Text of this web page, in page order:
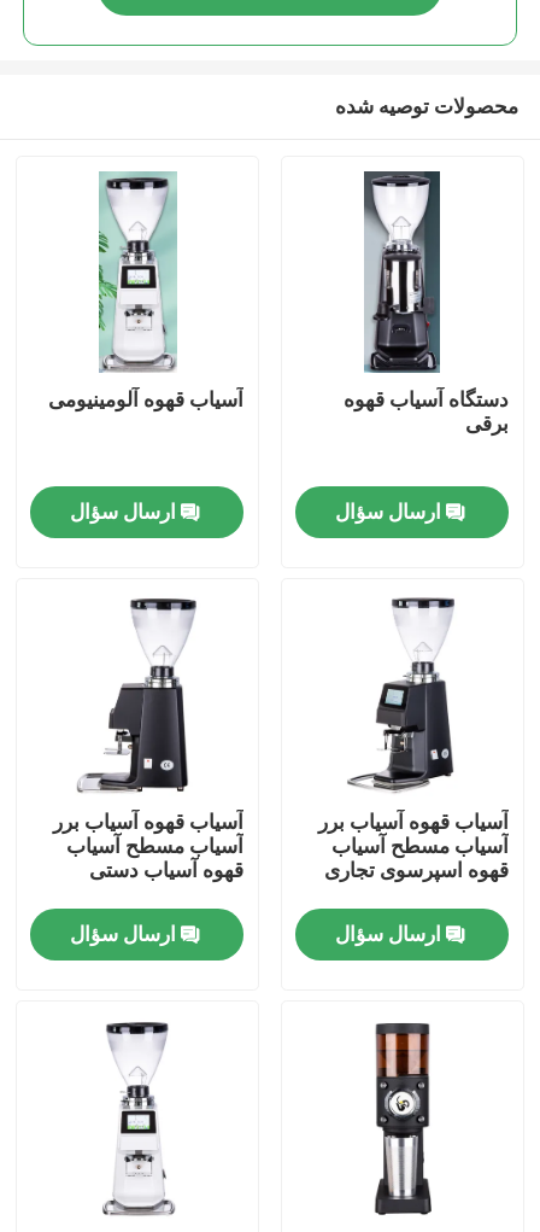
صفحه اصلی
محصولات
نمایش VR
درباره ما
تور کارخانه
کنترل کیفیت
آسیاب دانه قهوه
آسیاب قهوه Burr
محصولات توصیه شده
دستگاه آسیاب قهوه
برقی
ارسال سؤال
آسیاب قهوه آلومینیومی
ارسال سؤال
آسیاب قهوه آسیاب برر
آسیاب مسطح آسیاب
قهوه اسپرسوی تجاری
ارسال سؤال
آسیاب قهوه آسیاب برر
آسیاب مسطح آسیاب
قهوه آسیاب دستی
ارسال سؤال